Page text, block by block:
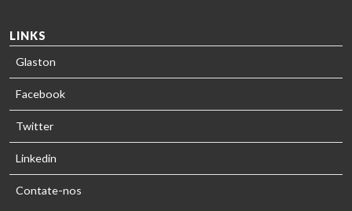
LINKS
Glaston
Facebook
Twitter
Linkedin
Contate-nos